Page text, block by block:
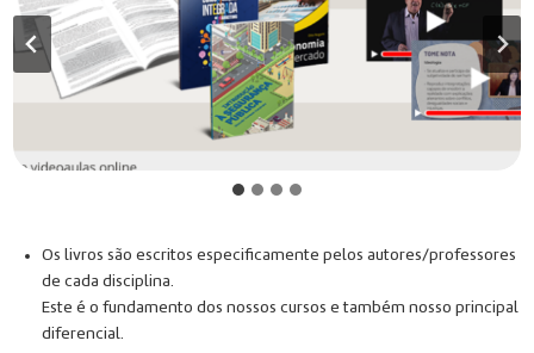
Os livros são escritos especificamente pelos autores/professores
de cada disciplina.
Este é o fundamento dos nossos cursos e também nosso principal
diferencial.